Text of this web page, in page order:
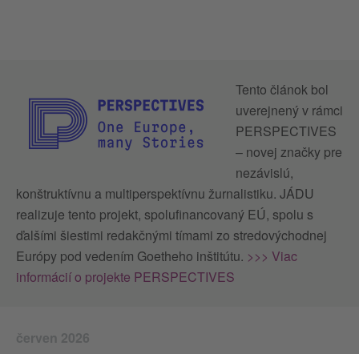
Tento článok bol
uverejnený v rámci
PERSPECTIVES
– novej značky pre
nezávislú,
konštruktívnu a multiperspektívnu žurnalistiku. JÁDU
realizuje tento projekt, spolufinancovaný EÚ, spolu s
ďalšími šiestimi redakčnými tímami zo stredovýchodnej
Európy pod vedením Goetheho inštitútu. >>> Viac
informácií o projekte PERSPECTIVES
červen 2026